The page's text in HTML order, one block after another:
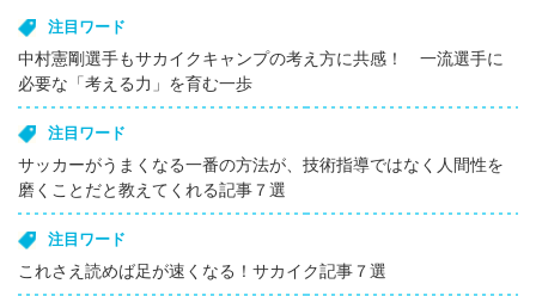
注目ワード
中村憲剛選手もサカイクキャンプの考え方に共感！ 一流選手に
必要な「考える力」を育む一歩
注目ワード
サッカーがうまくなる一番の方法が、技術指導ではなく人間性を
磨くことだと教えてくれる記事７選
注目ワード
これさえ読めば足が速くなる！サカイク記事７選